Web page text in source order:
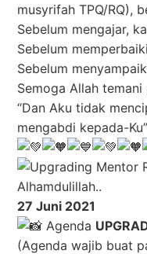
musyrifah TPQ/RQ),
Sebelum mengajar,
Sebelum
Sebelum
Semoga Allah
“Dan Aku tidak
mengabdi kepada-
Alhamdulillah..
27 Juni 2021
Agenda
(Agenda wajib buat